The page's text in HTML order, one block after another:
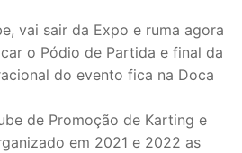
vai sair da Expo e ruma agora
o Pódio de Partida e final da
do evento fica na Doca
de Promoção de Karting e
em 2021 e 2022 as